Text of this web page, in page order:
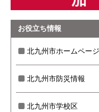
お役立ち情報
北九州市ホームページ
北九州市防災情報
北九州市学校区